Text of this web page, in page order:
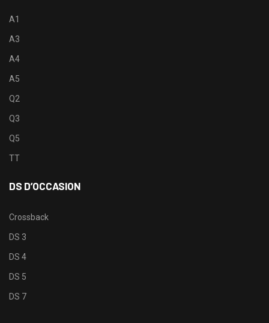
A1
A3
A4
A5
Q2
Q3
Q5
TT
DS D’OCCASION
Crossback
DS 3
DS 4
DS 5
DS 7